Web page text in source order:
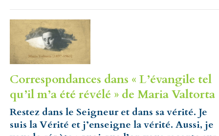
Correspondances dans « L’évangile tel
qu’il m’a été révélé » de Maria Valtorta
Restez dans le Seigneur et dans sa vérité. Je
suis la Vérité et j’enseigne la vérité. Aussi, je